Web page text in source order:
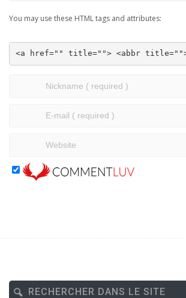
You may use these HTML tags and attributes:
<a href="" title=""> <abbr title="">
RECHERCHER DANS LE SITE